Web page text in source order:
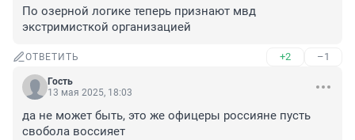
По озерной логике теперь признают мвд
экстримисткой организацией
ОТВЕТИТЬ +2 –1
Гость
13 мая 2025, 18:03
да не может быть, это же офицеры россияне пусть
свобола воссияет